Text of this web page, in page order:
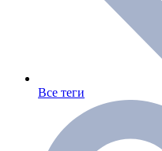
Все теги